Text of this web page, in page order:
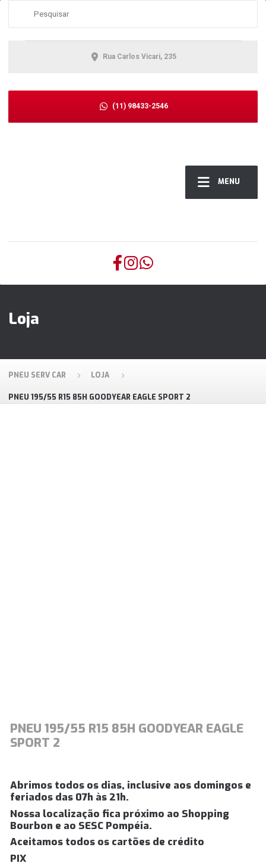
MENU
Rua Carlos Vicari, 235
(11) 98433-2546
Loja
PNEU SERV CAR LOJA
PNEU 195/55 R15 85H GOODYEAR EAGLE SPORT 2
PNEU 195/55 R15 85H GOODYEAR EAGLE
SPORT 2
Abrimos todos os dias, inclusive aos domingos e
feriados das 07h às 21h.
Nossa localização fica próximo ao Shopping
Bourbon e ao SESC Pompéia.
Aceitamos todos os cartões de crédito
PIX